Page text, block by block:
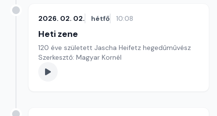
2026. 02. 02. hétfő 10:08
Heti zene
120 éve született Jascha Heifetz hegedűművész
Szerkesztő: Magyar Kornél